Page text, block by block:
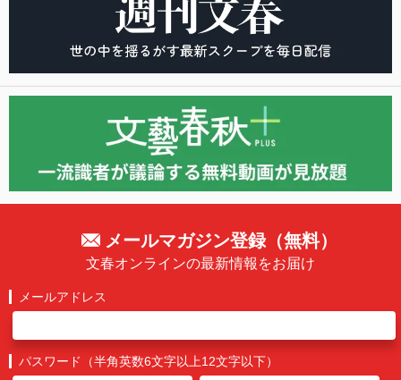
メールマガジン登録（無料）
文春オンラインの最新情報をお届け
メールアドレス
パスワード（半角英数6文字以上12文字以下）